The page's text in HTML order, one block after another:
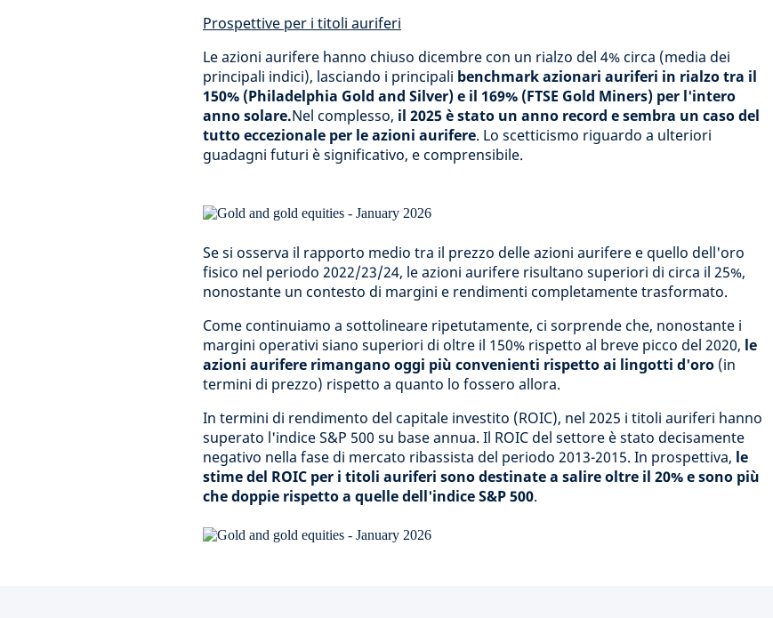
Prospettive per i titoli auriferi
Le azioni aurifere hanno chiuso dicembre con un rialzo del 4% circa (media dei
principali indici), lasciando i principali benchmark azionari auriferi in rialzo tra il
150% (Philadelphia Gold and Silver) e il 169% (FTSE Gold Miners) per l'intero
anno solare.Nel complesso, il 2025 è stato un anno record e sembra un caso del
tutto eccezionale per le azioni aurifere. Lo scetticismo riguardo a ulteriori
guadagni futuri è significativo, e comprensibile.
Se si osserva il rapporto medio tra il prezzo delle azioni aurifere e quello dell'oro
fisico nel periodo 2022/23/24, le azioni aurifere risultano superiori di circa il 25%,
nonostante un contesto di margini e rendimenti completamente trasformato.
Come continuiamo a sottolineare ripetutamente, ci sorprende che, nonostante i
margini operativi siano superiori di oltre il 150% rispetto al breve picco del 2020, le
azioni aurifere rimangano oggi più convenienti rispetto ai lingotti d'oro (in
termini di prezzo) rispetto a quanto lo fossero allora.
In termini di rendimento del capitale investito (ROIC), nel 2025 i titoli auriferi hanno
superato l'indice S&P 500 su base annua. Il ROIC del settore è stato decisamente
negativo nella fase di mercato ribassista del periodo 2013-2015. In prospettiva, le
stime del ROIC per i titoli auriferi sono destinate a salire oltre il 20% e sono più
che doppie rispetto a quelle dell'indice S&P 500.